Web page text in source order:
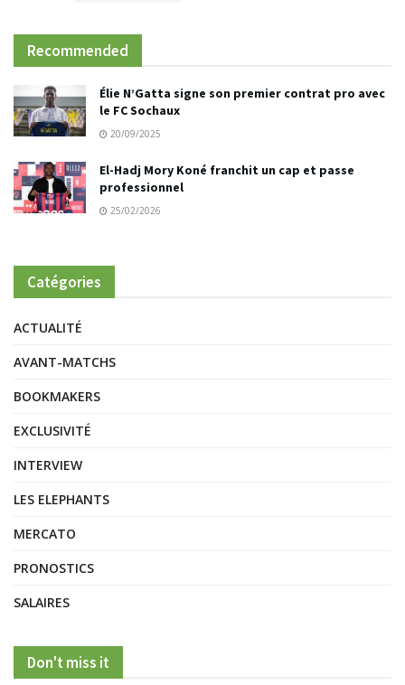
Recommended
Élie N’Gatta signe son premier contrat pro avec
le FC Sochaux
20/09/2025
El-Hadj Mory Koné franchit un cap et passe
professionnel
25/02/2026
Catégories
ACTUALITÉ
AVANT-MATCHS
BOOKMAKERS
EXCLUSIVITÉ
INTERVIEW
LES ELEPHANTS
MERCATO
PRONOSTICS
SALAIRES
Don't miss it